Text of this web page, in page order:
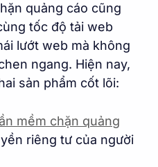
quảng cáo cũng
tốc độ tải web
lướt web mà không
ngang. Hiện nay,
sản phẩm cốt lõi:
mềm chặn quảng
riêng tư của người